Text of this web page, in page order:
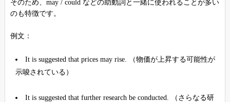
そのため、may / could などの助動詞と一緒に使われることが多い
のも特徴です。
例文：
It is suggested that prices may rise. （物価が上昇する可能性が
示唆されている）
It is suggested that further research be conducted. （さらなる研